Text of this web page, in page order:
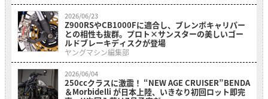
2026/06/23
Z900RSやCB1000Fに適合し、ブレンボキャリパー
との相性も抜群。プロト×サンスターの美しいゴー
ルドブレーキディスクが登場
ヤングマシン編集部
2026/06/04
250ccクラスに激震！ “NEW AGE CRUISER”BENDA
＆Morbidelli が日本上陸、いきなり初回ロット即完